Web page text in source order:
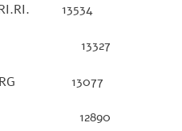
13534
13327
13077
12890